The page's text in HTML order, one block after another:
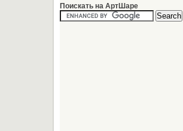
Поискать на АртШаре